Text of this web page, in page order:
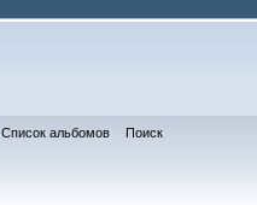
Список альбомов Поиск